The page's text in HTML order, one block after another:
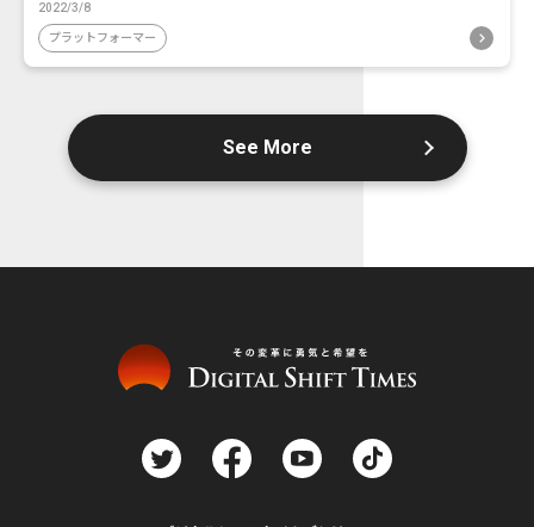
2022/3/8
プラットフォーマー
See More